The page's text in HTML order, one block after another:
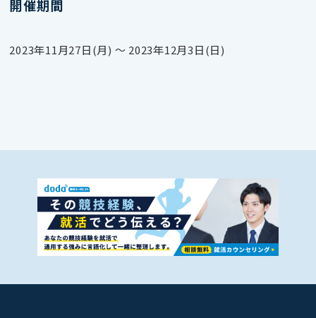
開催期間
2023年11月27日(月) 〜 2023年12月3日(日)